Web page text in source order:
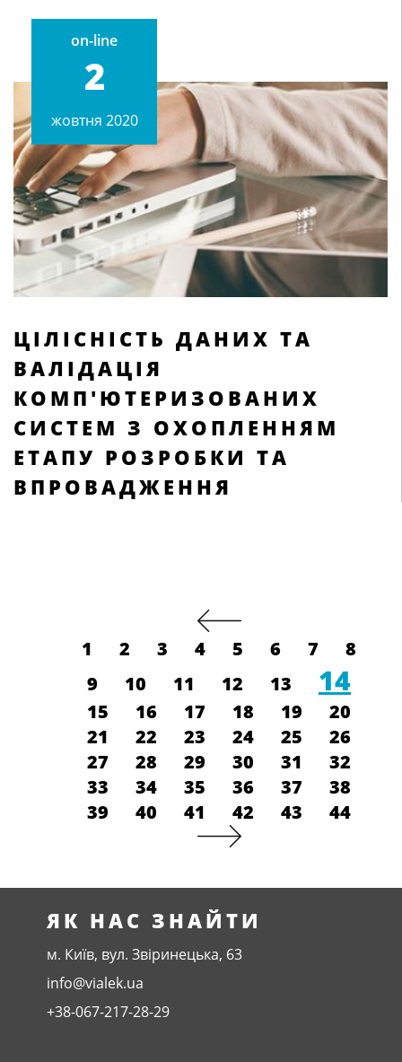
on-line
2
жовтня 2020
ЦІЛІСНІСТЬ ДАНИХ ТА
ВАЛІДАЦІЯ
КОМП'ЮТЕРИЗОВАНИХ
СИСТЕМ З ОХОПЛЕННЯМ
ЕТАПУ РОЗРОБКИ ТА
ВПРОВАДЖЕННЯ
1 2 3 4 5 6 7
8
9
10 11 12 13 14
15 16 17 18 19
20
21
22 23 24 25
26
27
28 29 30 31
32
33
34 35 36 37
38
39
40 41 42 43 44
ЯК НАС ЗНАЙТИ
м. Київ, вул. Звіринецька, 63
info@vialek.ua
+38-067-217-28-29